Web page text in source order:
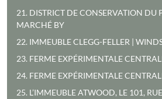
21. DISTRICT DE CONSERVATION DU
MARCHÉ BY
22. IMMEUBLE CLEGG-FELLER |
23. FERME EXPÉRIMENTALE
24. FERME EXPÉRIMENTALE
25. L’IMMEUBLE ATWOOD, LE 101,